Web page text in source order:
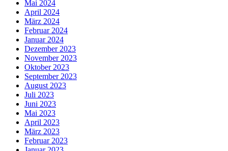
Mai 2024
April 2024
März 2024
Februar 2024
Januar 2024
Dezember 2023
November 2023
Oktober 2023
September 2023
August 2023
Juli 2023
Juni 2023
Mai 2023
April 2023
März 2023
Februar 2023